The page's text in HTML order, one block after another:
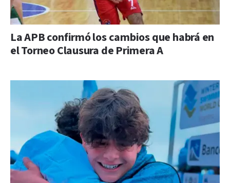
La APB confirmó los cambios que habrá en
el Torneo Clausura de Primera A